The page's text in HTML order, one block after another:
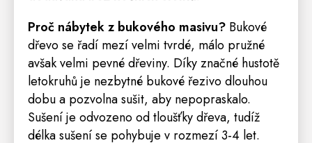
Proč nábytek z bukového masivu? Bukové
dřevo se řadí mezí velmi tvrdé, málo pružné
avšak velmi pevné dřeviny. Díky značné hustotě
letokruhů je nezbytné bukové řezivo dlouhou
dobu a pozvolna sušit, aby nepopraskalo.
Sušení je odvozeno od tloušťky dřeva, tudíž
délka sušení se pohybuje v rozmezí 3-4 let.